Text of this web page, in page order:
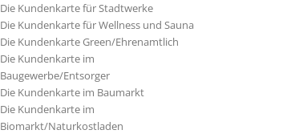
Die Kundenkarte für Stadtwerke
Die Kundenkarte für Wellness und Sauna
Die Kundenkarte Green/Ehrenamtlich
Die Kundenkarte im
Baugewerbe/Entsorger
Die Kundenkarte im Baumarkt
Die Kundenkarte im
Biomarkt/Naturkostladen